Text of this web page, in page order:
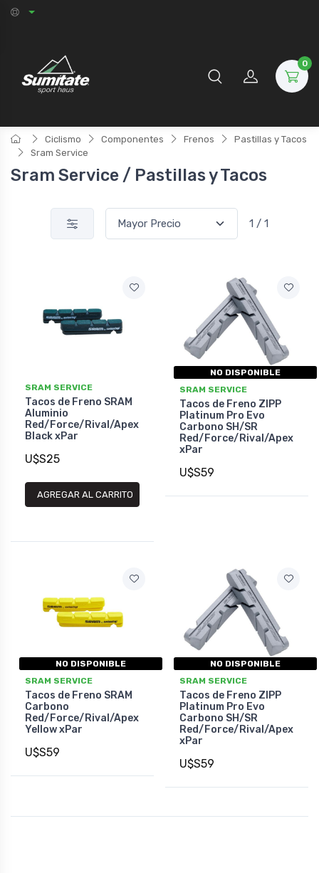
0
Ciclismo Componentes Frenos
Pastillas y Tacos
Sram Service
Sram Service / Pastillas y Tacos
1 / 1
SRAM SERVICE
Tacos de Freno SRAM
Aluminio
Red/Force/Rival/Apex
Black xPar
U$S25
AGREGAR AL CARRITO
NO DISPONIBLE
SRAM SERVICE
Tacos de Freno ZIPP
Platinum Pro Evo
Carbono SH/SR
Red/Force/Rival/Apex
xPar
U$S59
NO DISPONIBLE
SRAM SERVICE
Tacos de Freno SRAM
Carbono
Red/Force/Rival/Apex
Yellow xPar
U$S59
NO DISPONIBLE
SRAM SERVICE
Tacos de Freno ZIPP
Platinum Pro Evo
Carbono SH/SR
Red/Force/Rival/Apex
xPar
U$S59